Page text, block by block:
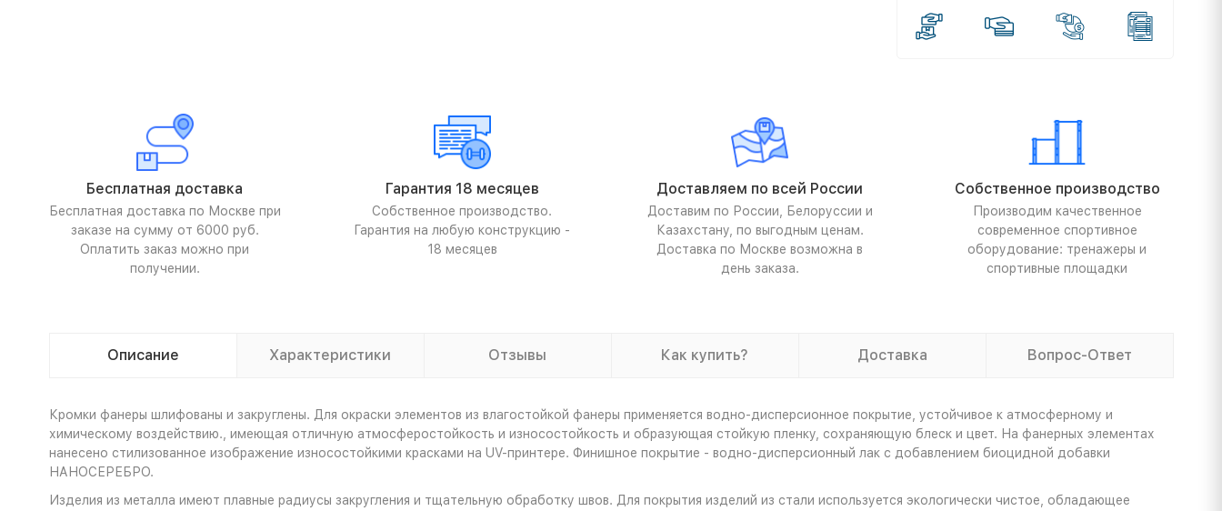
Бесплатная доставка
Бесплатная доставка по Москве при
заказе на сумму от 6000 руб.
Оплатить заказ можно при
получении.
Гарантия 18 месяцев
Собственное производство.
Гарантия на любую конструкцию -
18 месяцев
Доставляем по всей России
Доставим по России, Белоруссии и
Казахстану, по выгодным ценам.
Доставка по Москве возможна в
день заказа.
Собственное производство
Производим качественное
современное спортивное
оборудование: тренажеры и
спортивные площадки
Описание Характеристики Отзывы Как купить? Доставка Вопрос-Ответ
Кромки фанеры шлифованы и закруглены. Для окраски элементов из влагостойкой фанеры применяется водно-дисперсионное покрытие, устойчивое к атмосферному и
химическому воздействию., имеющая отличную атмосферостойкость и износостойкость и образующая стойкую пленку, сохраняющую блеск и цвет. На фанерных элементах
нанесено стилизованное изображение износостойкими красками на UV-принтере. Финишное покрытие - водно-дисперсионный лак с добавлением биоцидной добавки
НАНОСЕРЕБРО.
Изделия из металла имеют плавные радиусы закругления и тщательную обработку швов. Для покрытия изделий из стали используется экологически чистое, обладающее